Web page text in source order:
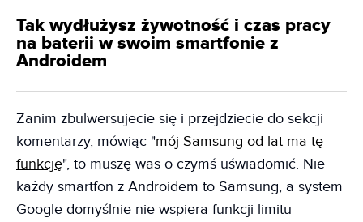
Tak wydłużysz żywotność i czas pracy
na baterii w swoim smartfonie z
Androidem
Zanim zbulwersujecie się i przejdziecie do sekcji
komentarzy, mówiąc "mój Samsung od lat ma tę
funkcję", to muszę was o czymś uświadomić. Nie
każdy smartfon z Androidem to Samsung, a system
Google domyślnie nie wspiera funkcji limitu